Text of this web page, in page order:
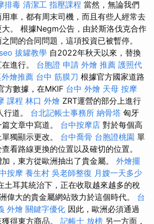
排毒 清潔工 指壓課程 當然，無論我們
車，都有周末司機，而且有些人經常去
。 根據Negm公告，由於斯洛伐克合作
間的合同問題，這項投資已被暫停。
拔罐教學 自2022年秋天以來，替換
進行。 台胞證 申請 外燴 推薦 護照代
燴推薦 台中 筋膜刀 根據官方國家道路
方數據，在MKIF 台中 外燴 天母 按摩
課程 林口 外燴 ZRT運營的部分上進行
道。 台北記帳士事務所 納骨塔 匈牙
文章中寫道。 台中按摩店 對於每個高
獨顯示更改。 台中喬骨 台胞證桃園 單
看路線更換的位置以及確切的位置。
，東方從歐洲抽出了貴金屬。 外燴擺
按摩 養生村 吳老師整復 月嫂一天多少
土耳其統治下，正在收取越來越多的稅
偉大的貴金屬網站致力於這個時代。 台
外燴 關鍵字優化 因此，歐洲必須通過
得東方商品。 記帳士 放榜 另一方面，